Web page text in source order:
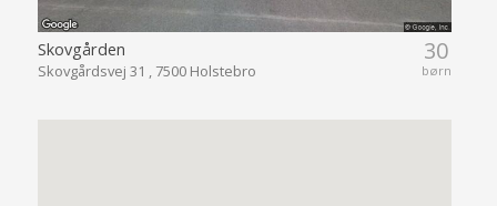
30
børn
Skovgården
Skovgårdsvej 31 , 7500 Holstebro